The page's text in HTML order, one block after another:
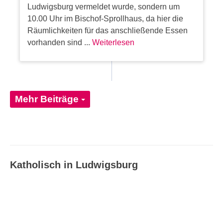
Ludwigsburg vermeldet wurde, sondern um
10.00 Uhr im Bischof-Sprollhaus, da hier die
Räumlichkeiten für das anschließende Essen
vorhanden sind ...Weiterlesen
Mehr Beiträge
Katholisch in Ludwigsburg